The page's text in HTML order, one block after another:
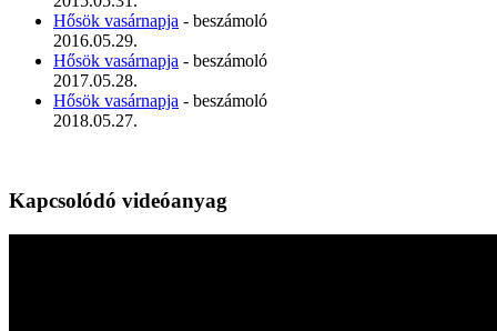
Hősök vasárnapja - beszámoló
2016.05.29.
Hősök vasárnapja - beszámoló
2017.05.28.
Hősök vasárnapja - beszámoló
2018.05.27.
Kapcsolódó videóanyag